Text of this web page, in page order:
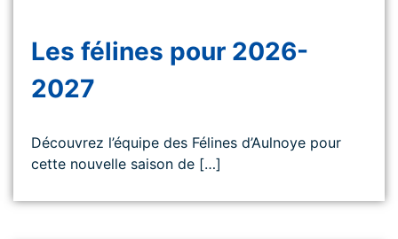
Les félines pour 2026-
2027
Découvrez l’équipe des Félines d’Aulnoye pour
cette nouvelle saison de […]